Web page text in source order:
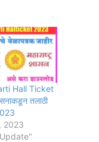
Hall Ticket
तलाठी
2023